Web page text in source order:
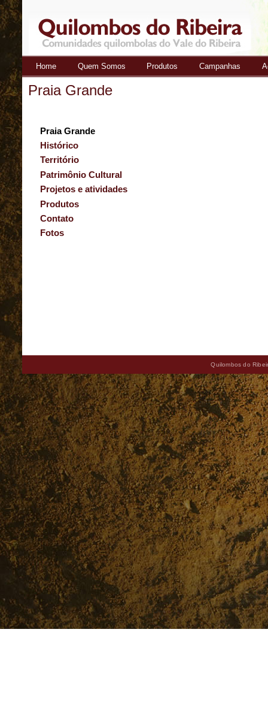
Quilombos
do Ribeira
Home Quem Somos Produtos Campanhas
Praia Grande
Praia Grande
Histórico
Território
Patrimônio Cultural
Projetos e atividades
Produtos
Contato
Fotos
Quilombos do